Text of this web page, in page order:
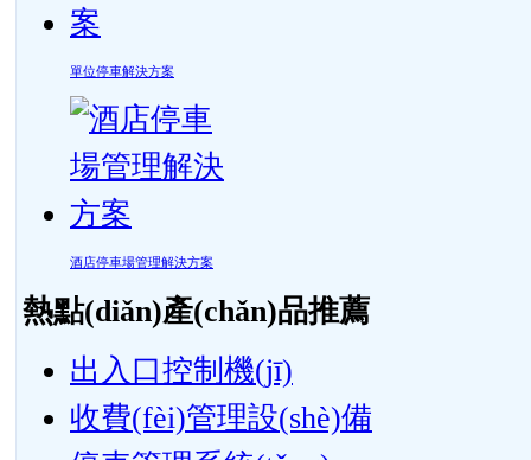
單位停車解決方案
酒店停車場管理解決方案
熱點(diǎn)產(chǎn)品推薦
出入口控制機(jī)
收費(fèi)管理設(shè)備